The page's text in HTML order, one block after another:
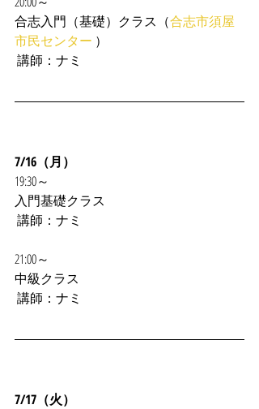
合志入門（基礎）クラス（合志市須屋
市民センター ）
講師：ナミ
7/16（月）
19:30～
入門基礎クラス
講師：ナミ
21:00～
中級クラス
講師：ナミ
7/17（火）